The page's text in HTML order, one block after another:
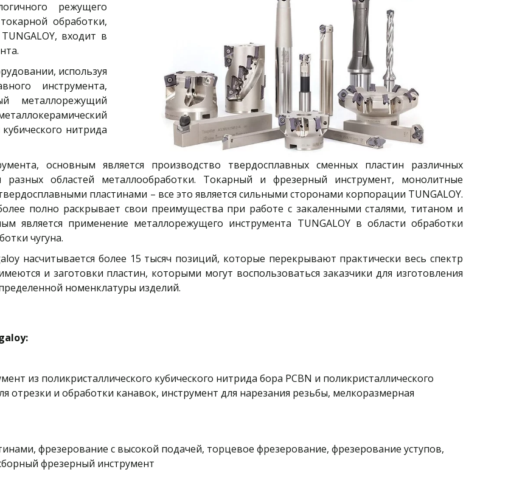
режущего
обработки,
входит в
используя
инструмента,
металлорежущий
нитрида
основным является производство твердосплавных сменных пластин различных
разных областей металлообработки. Токарный и фрезерный инструмент, монолитные
пластинами – все это является сильными сторонами корпорации TUNGALOY.
полно раскрывает свои преимущества при работе с закаленными сталями, титаном и
является применение металлорежущего инструмента TUNGALOY в области обработки
чугуна.
насчитывается более 15 тысяч позиций, которые перекрывают практически весь спектр
и заготовки пластин, которыми могут воспользоваться заказчики для изготовления
номенклатуры изделий.
из поликристаллического кубического нитрида бора PCBN и поликристаллического
отрезки и обработки канавок, инструмент для нарезания резьбы, мелкоразмерная
фрезерование с высокой подачей, торцевое фрезерование, фрезерование уступов,
фрезерный инструмент